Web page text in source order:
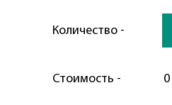
Количество -
Стоимость -